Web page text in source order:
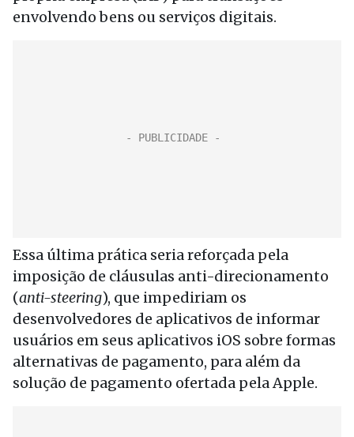
envolvendo bens ou serviços digitais.
Essa última prática seria reforçada pela
imposição de cláusulas anti-direcionamento
(anti-steering), que impediriam os
desenvolvedores de aplicativos de informar
usuários em seus aplicativos iOS sobre formas
alternativas de pagamento, para além da
solução de pagamento ofertada pela Apple.